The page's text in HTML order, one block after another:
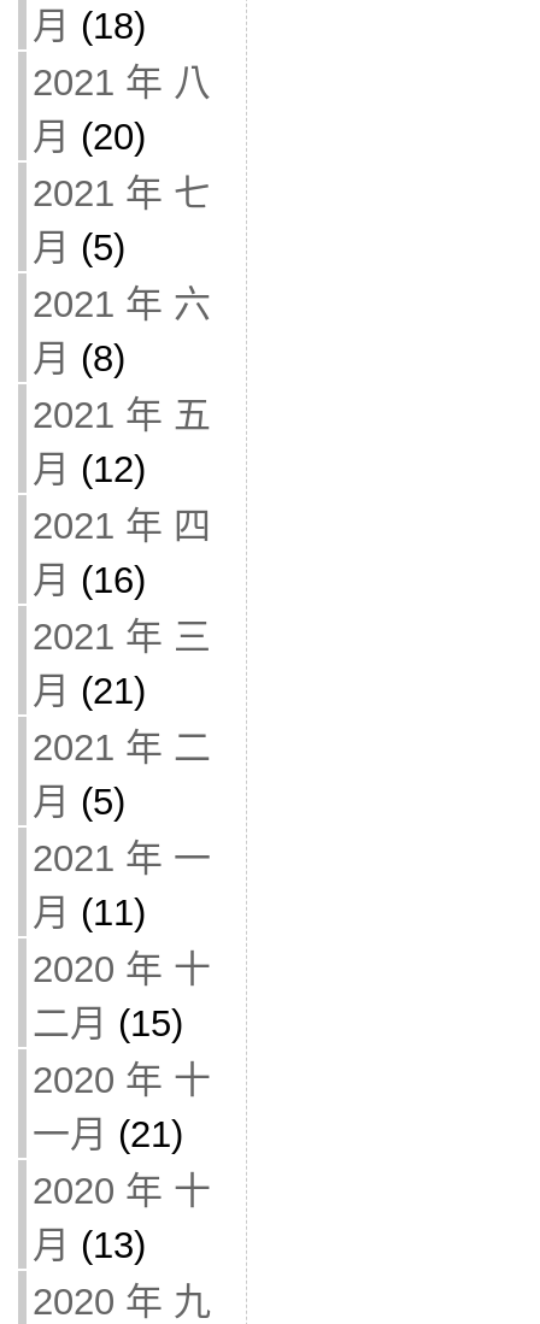
月 (18)
2021 年 八
月 (20)
2021 年 七
月 (5)
2021 年 六
月 (8)
2021 年 五
月 (12)
2021 年 四
月 (16)
2021 年 三
月 (21)
2021 年 二
月 (5)
2021 年 一
月 (11)
2020 年 十
二月 (15)
2020 年 十
一月 (21)
2020 年 十
月 (13)
2020 年 九